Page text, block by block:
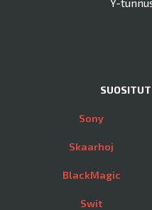
Sony
Skaarhoj
BlackMagic
Swit